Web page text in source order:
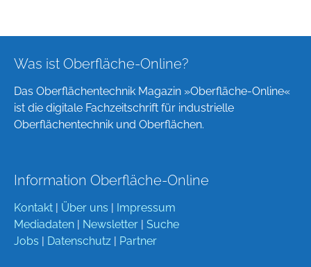
Was ist Oberfläche-Online?
Das Oberflächentechnik Magazin »Oberfläche-Online«
ist die digitale Fachzeitschrift für industrielle
Oberflächentechnik und Oberflächen.
Information Oberfläche-Online
Kontakt Über uns
Impressum
Mediadaten
Newsletter
Suche
Jobs
Datenschutz Partner